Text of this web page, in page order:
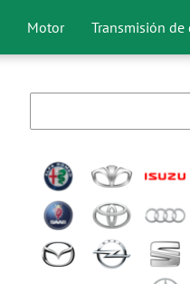
Motor Transmisión de